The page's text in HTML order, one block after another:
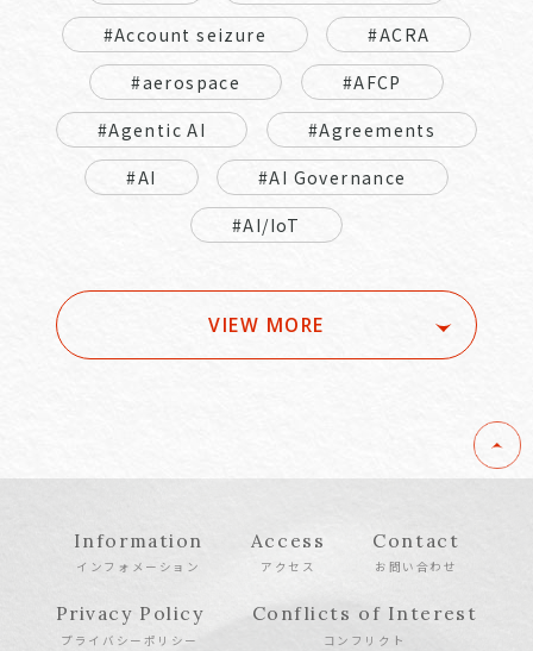
#Account seizure
#ACRA
#aerospace
#AFCP
#Agentic AI
#Agreements
#AI
#AI Governance
#AI/IoT
VIEW MORE
Information
インフォメーション
Access
アクセス
Contact
お問い合わせ
Privacy Policy
プライバシーポリシー
Conflicts of Interest
コンフリクト